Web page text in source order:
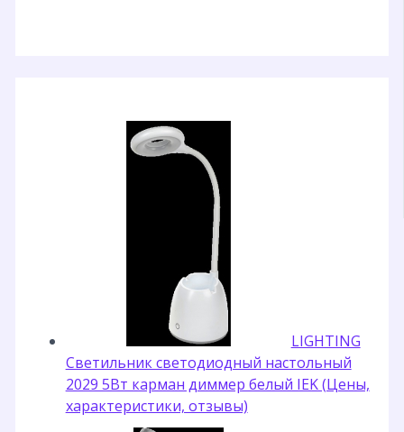
LIGHTING
Светильник светодиодный настольный
2029 5Вт карман диммер белый IEK (Цены,
характеристики, отзывы)